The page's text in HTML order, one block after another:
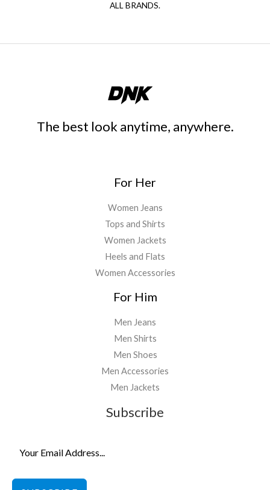
ALL BRANDS.
The best look anytime, anywhere.
For Her
Women Jeans
Tops and Shirts
Women Jackets
Heels and Flats
Women Accessories
For Him
Men Jeans
Men Shirts
Men Shoes
Men Accessories
Men Jackets
Subscribe